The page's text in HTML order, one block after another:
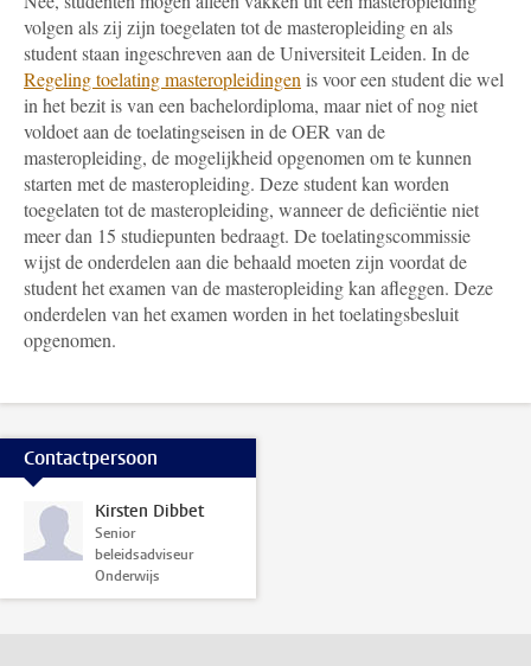
volgen als zij zijn toegelaten tot de masteropleiding en als
student staan ingeschreven aan de Universiteit Leiden. In de
Regeling toelating masteropleidingen is voor een student die wel
in het bezit is van een bachelordiploma, maar niet of nog niet
voldoet aan de toelatingseisen in de OER van de
masteropleiding, de mogelijkheid opgenomen om te kunnen
starten met de masteropleiding. Deze student kan worden
toegelaten tot de masteropleiding, wanneer de deficiëntie niet
meer dan 15 studiepunten bedraagt. De toelatingscommissie
wijst de onderdelen aan die behaald moeten zijn voordat de
student het examen van de masteropleiding kan afleggen. Deze
onderdelen van het examen worden in het toelatingsbesluit
opgenomen.
Contactpersoon
Kirsten Dibbet
Senior
beleidsadviseur
Onderwijs